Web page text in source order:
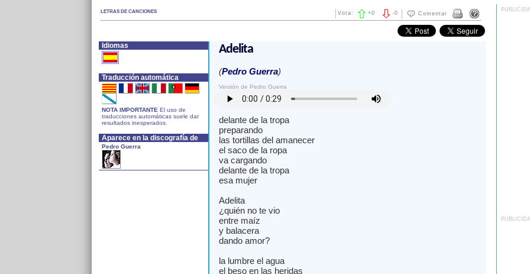
LETRAS DE CANCIONES Comentar
-0
Vota: +0
Idiomas
Traducción automática
NOTA IMPORTANTE El uso de
traducciones automáticas suele dar
resultados inesperados.
Aparece en la discografía de
Pedro Guerra
Adelita
(Pedro Guerra)
Versión de Pedro Guerra
delante de la tropa
preparando
las tortillas del amanecer
el saco de la ropa
va cargando
delante de la tropa
esa mujer
Adelita
¿quién no te vio
entre maíz
y balacera
dando amor?
la lumbre el agua
el beso en las heridas